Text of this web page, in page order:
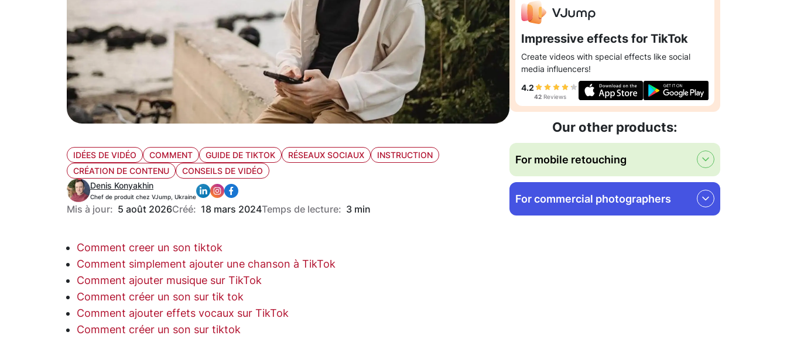
IDÉES DE VIDÉO COMMENT GUIDE DE TIKTOK RÉSEAUX SOCIAUX
INSTRUCTION
CRÉATION DE CONTENU
CONSEILS DE VIDÉO
Denis Konyakhin
Chef de produit chez VJump, Ukraine
Mis à jour: 5 août 2026Créé: 18 mars 2024Temps de lecture: 3 min
Comment creer un son tiktok
Comment simplement ajouter une chanson à TikTok
Comment ajouter musique sur TikTok
Comment créer un son sur tik tok
Comment ajouter effets vocaux sur TikTok
Comment créer un son sur tiktok
Impressive effects for TikTok
Create videos with special effects like social
media influencers!
4.2
42Reviews
Our other products:
For mobile retouching
For commercial photographers